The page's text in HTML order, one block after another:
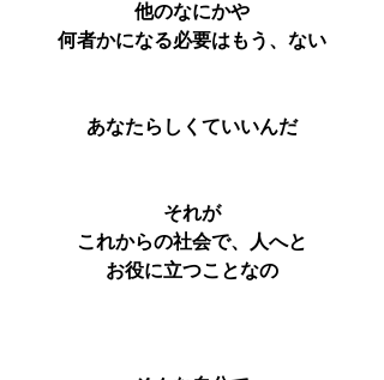
他のなにかや
何者かになる必要はもう、ない
あなたらしくていいんだ
それが
これからの社会で、人へと
お役に立つことなの